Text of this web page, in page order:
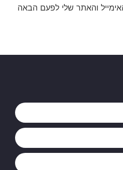
והאתר שלי לפעם הבאה